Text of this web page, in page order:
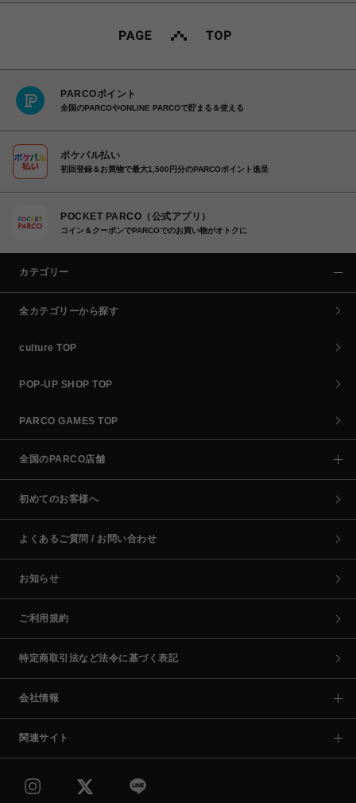
PARCOポイント
全国のPARCOやONLINE PARCOで貯まる＆使える
ポケパル払い
初回登録＆お買物で最大1,500円分のPARCOポイント進呈
POCKET PARCO（公式アプリ）
コイン＆クーポンでPARCOでのお買い物がオトクに
カテゴリー
全カテゴリーから探す
culture TOP
POP-UP SHOP TOP
PARCO GAMES TOP
全国のPARCO店舗
初めてのお客様へ
よくあるご質問 / お問い合わせ
お知らせ
ご利用規約
特定商取引法など法令に基づく表記
会社情報
関連サイト